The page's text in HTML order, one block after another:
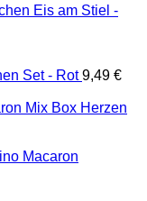
Eis am Stiel -
Set - Rot 9,49 €
Mix Box Herzen
Macaron